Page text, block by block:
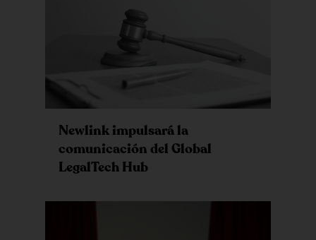
Newlink impulsará la
comunicación del Global
LegalTech Hub